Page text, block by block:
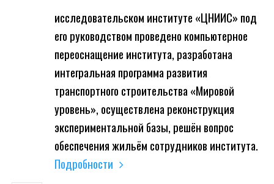
исследовательском институте «ЦНИИС» под
его руководством проведено компьютерное
переоснащение института, разработана
интегральная программа развития
транспортного строительства «Мировой
уровень», осуществлена реконструкция
экспериментальной базы, решён вопрос
обеспечения жильём сотрудников института.
Подробности